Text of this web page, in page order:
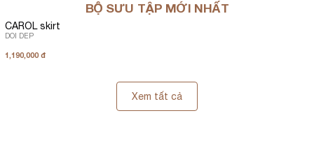
BỘ SƯU TẬP MỚI NHẤT
CAROL skirt
DOI DEP
1,190,000 đ
Xem tất cả